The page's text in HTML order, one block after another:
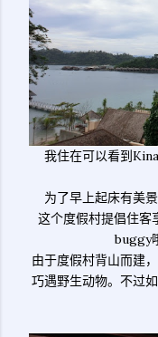
我住在可以看到
为了早上起床有美
这个度假村提倡住客
buggy
由于度假村背山而建
巧遇野生动物。不过